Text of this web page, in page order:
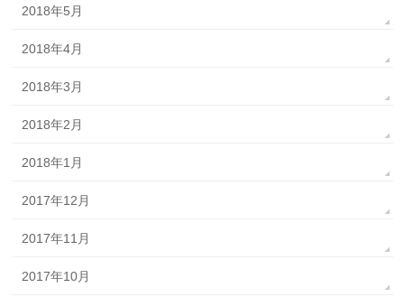
2018年5月
2018年4月
2018年3月
2018年2月
2018年1月
2017年12月
2017年11月
2017年10月